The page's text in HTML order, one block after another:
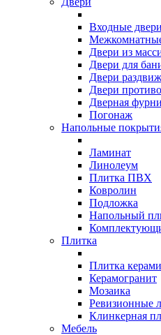
Входные двери
Двери из
Двери для
Двери
Двери
Дверная
Погонаж
Напольные
Ламинат
Линолеум
Плитка ПВХ
Ковролин
Подложка
Напольный
Плитка
Плитка
Керамогранит
Мозаика
Ревизионные
Клинкерная
Мебель